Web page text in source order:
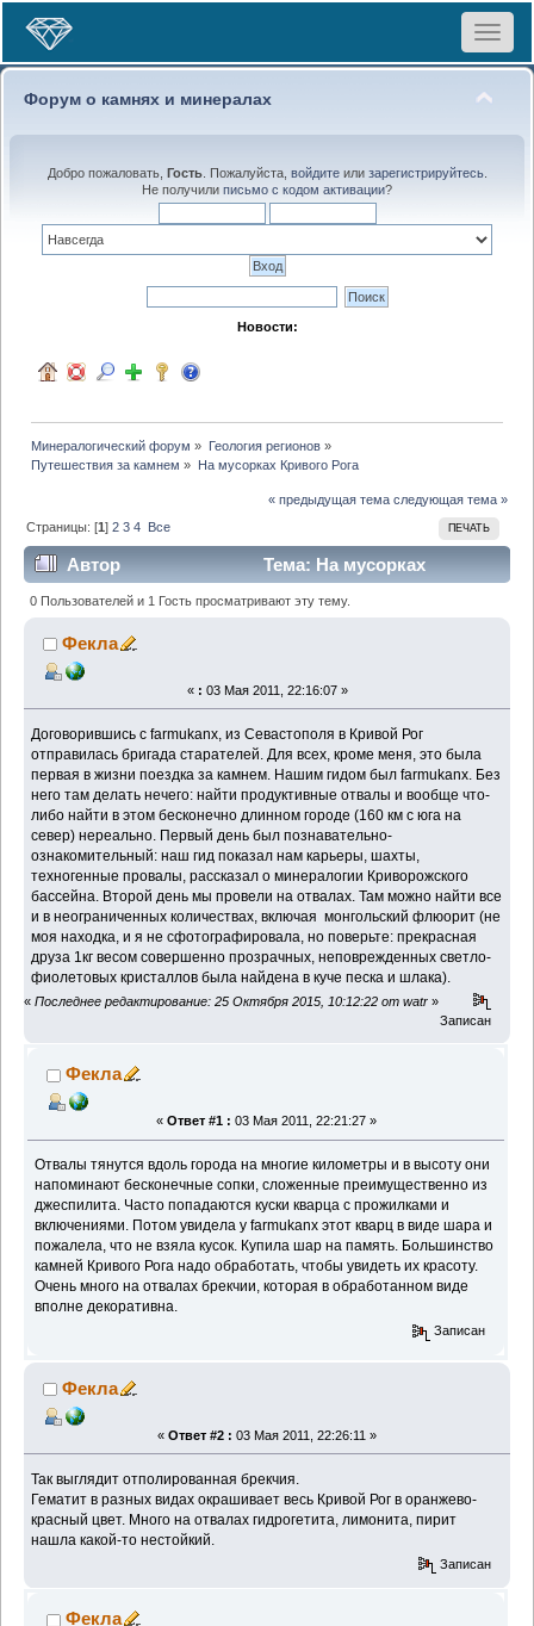
Toggle
Форум о камнях и минералах
Добро пожаловать, Гость. Пожалуйста, войдитеили зарегистрируйтесь.
Не получили письмо с кодом активации?
Новости:
Минералогический форум » Геология регионов»
Путешествия за камнем » На мусорках Кривого Рога
« предыдущая тема следующая тема »
ПЕЧАТЬ
Страницы: [1]2 3 4 Все
Автор
Тема: На мусорках
Кривого Рога (Прочитано 15229 раз)
0 Пользователей и 1 Гость просматривают эту тему.
Фекла
« : 03 Мая 2011, 22:16:07 »
Договорившись с farmukanx, из Севастополя в Кривой Рог
отправилась бригада старателей. Для всех, кроме меня, это была
первая в жизни поездка за камнем. Нашим гидом был farmukanx. Без
него там делать нечего: найти продуктивные отвалы и вообще что-
либо найти в этом бесконечно длинном городе (160 км с юга на
север) нереально. Первый день был познавательно-
ознакомительный: наш гид показал нам карьеры, шахты,
техногенные провалы, рассказал о минералогии Криворожского
бассейна. Второй день мы провели на отвалах. Там можно найти все
и в неограниченных количествах, включая монгольский флюорит (не
моя находка, и я не сфотографировала, но поверьте: прекрасная
друза 1кг весом совершенно прозрачных, неповрежденных светло-
фиолетовых кристаллов была найдена в куче песка и шлака).
« Последнее редактирование: 25 Октября 2015, 10:12:22 от watr »
Записан
Фекла
« Ответ #1 : 03 Мая 2011, 22:21:27 »
Отвалы тянутся вдоль города на многие километры и в высоту они
напоминают бесконечные сопки, сложенные преимущественно из
джеспилита. Часто попадаются куски кварца с прожилками и
включениями. Потом увидела у farmukanx этот кварц в виде шара и
пожалела, что не взяла кусок. Купила шар на память. Большинство
камней Кривого Рога надо обработать, чтобы увидеть их красоту.
Очень много на отвалах брекчии, которая в обработанном виде
вполне декоративна.
Записан
Фекла
« Ответ #2 : 03 Мая 2011, 22:26:11 »
Так выглядит отполированная брекчия.
Гематит в разных видах окрашивает весь Кривой Рог в оранжево-
красный цвет. Много на отвалах гидрогетита, лимонита, пирит
нашла какой-то нестойкий.
Записан
Фекла